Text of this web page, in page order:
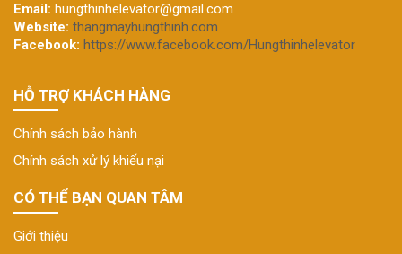
Email: hungthinhelevator@gmail.com
Website: thangmayhungthinh.com
Facebook: https://www.facebook.com/Hungthinhelevator
HỖ TRỢ KHÁCH HÀNG
Chính sách bảo hành
Chính sách xử lý khiếu nại
CÓ THỂ BẠN QUAN TÂM
Giới thiệu